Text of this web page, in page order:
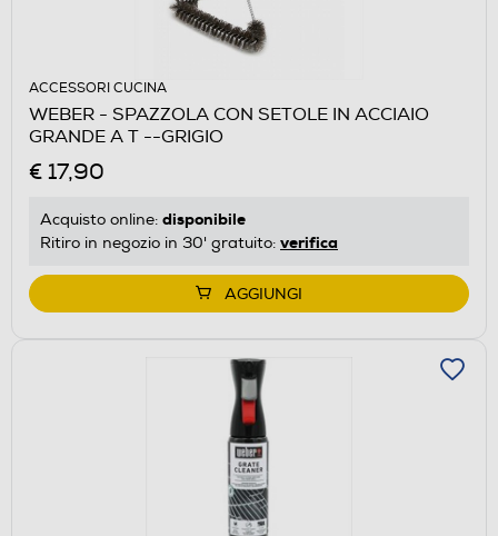
ACCESSORI CUCINA
WEBER - SPAZZOLA CON SETOLE IN ACCIAIO
GRANDE A T --GRIGIO
€ 17,90
Acquisto online: disponibile
Ritiro in negozio in 30' gratuito: verifica
AGGIUNGI